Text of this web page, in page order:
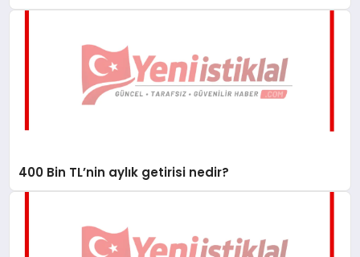
400 Bin TL’nin aylık getirisi nedir?